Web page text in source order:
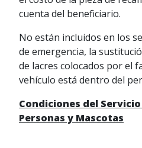
cuenta del beneficiario.
No están incluidos en los
de emergencia, la
de lacres colocados por el
vehículo está dentro del
Condiciones del
Personas y Mascotas